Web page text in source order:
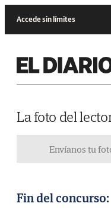
Accede sin límites
La foto del
Envíanos tu
Fin del concurso: